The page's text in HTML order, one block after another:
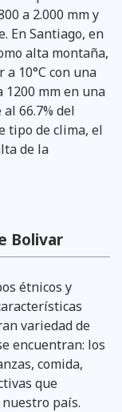
a 2.000 mm y
En Santiago, en
alta montaña,
10°C con una
1200 mm en una
66.7% del
tipo de clima, el
de la
Bolivar
étnicos y
variedad de
encuentran: los
comida,
que
país.